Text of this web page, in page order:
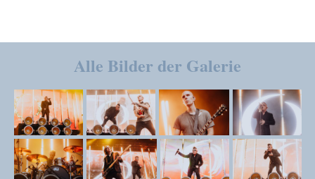
Alle Bilder der Galerie